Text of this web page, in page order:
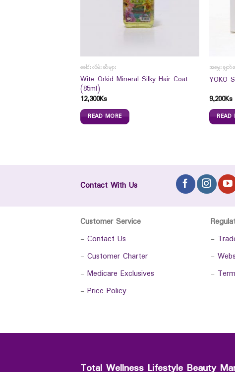
ခေါင်းလိမ်းဆီများ
Wite Orkid Mineral Silky Hair Coat
(85ml)
12,300Ks
READ MORE
အမွှေးချွတ်ဆ
YOKO
9,200Ks
READ
Contact With Us
Customer Service
- Contact Us
- Customer Charter
- Medicare Exclusives
- Price Policy
-
-
-
Total Wellness Lifestyle Beauty